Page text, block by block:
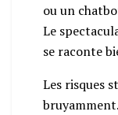
ou un
Le
se raconte
Les risques